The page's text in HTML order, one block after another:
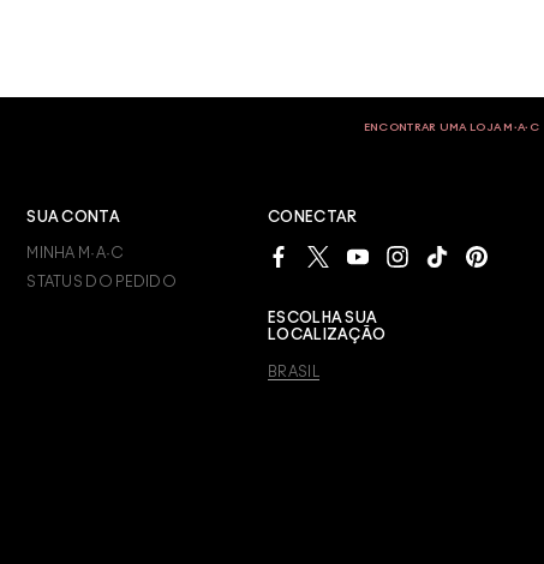
ENCONTRAR UMA LOJA M∙A∙C
SUA CONTA
MINHA M·A·C
STATUS DO PEDIDO
CONECTAR
ESCOLHA SUA
LOCALIZAÇÃO
BRASIL